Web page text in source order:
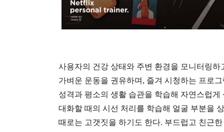
사용자의 건강 상태와 주변 환경을 모니터링
가벼운 운동을 권유하며, 즐겨 시청하는 프로
성격과 평소의 생활 습관을 학습해 자연스럽
대화할 때의 시선 처리를 학습해 얼굴 부분을
때로는 고갯짓을 하기도 한다. 부드럽고 친근